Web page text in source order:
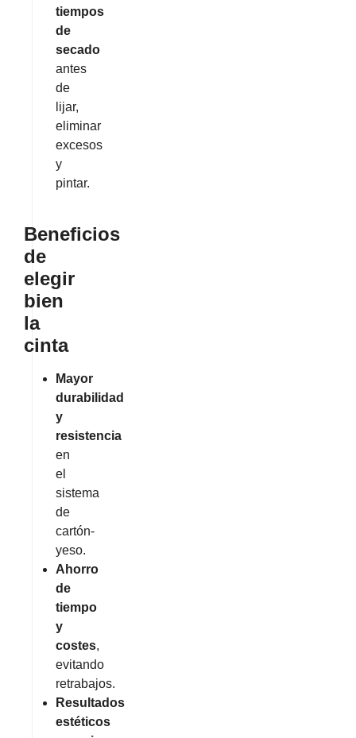
tiempos
de
secado
antes
de
lijar,
eliminar
excesos
y
pintar.
Beneficios
de
elegir
bien
la
cinta
Mayor
durabilidad
y
resistencia
en
el
sistema
de
cartón-
yeso.
Ahorro
de
tiempo
y
costes,
evitando
retrabajos.
Resultados
estéticos